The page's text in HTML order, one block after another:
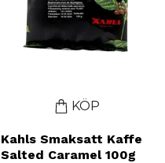
KÖP
Kahls Smaksatt Kaffe
Salted Caramel 100g